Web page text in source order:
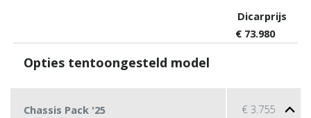
Dicarprijs
€ 73.980
Opties tentoongesteld model
Chassis Pack '25 € 3.755